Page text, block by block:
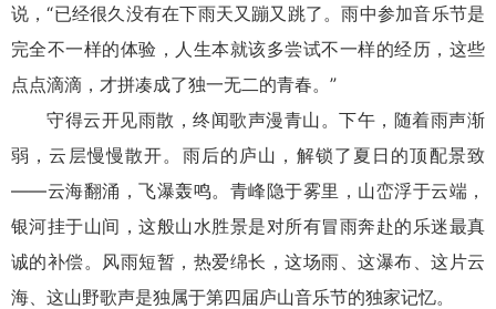
说，“已经很久没有在下雨天又蹦又跳了。雨中参加音乐节是
完全不一样的体验，人生本就该多尝试不一样的经历，这些
点点滴滴，才拼凑成了独一无二的青春。”
守得云开见雨散，终闻歌声漫青山。下午，随着雨声渐
弱，云层慢慢散开。雨后的庐山，解锁了夏日的顶配景致
——云海翻涌，飞瀑轰鸣。青峰隐于雾里，山峦浮于云端，
银河挂于山间，这般山水胜景是对所有冒雨奔赴的乐迷最真
诚的补偿。风雨短暂，热爱绵长，这场雨、这瀑布、这片云
海、这山野歌声是独属于第四届庐山音乐节的独家记忆。